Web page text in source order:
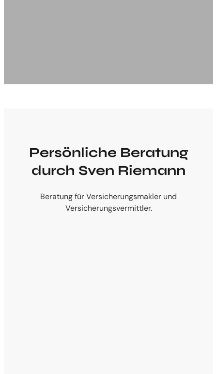
Persönliche Beratung
durch Sven Riemann
Beratung für Versicherungsmakler und
Versicherungsvermittler.